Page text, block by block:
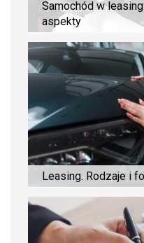
Samochód w
aspekty
Leasing. Rodzaje i